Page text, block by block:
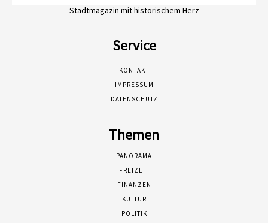
Stadtmagazin mit historischem Herz
Service
KONTAKT
IMPRESSUM
DATENSCHUTZ
Themen
PANORAMA
FREIZEIT
FINANZEN
KULTUR
POLITIK